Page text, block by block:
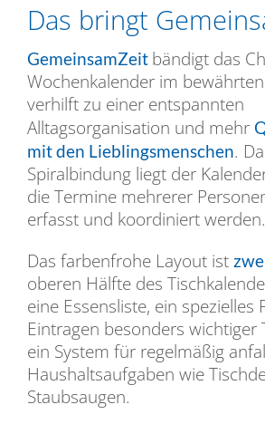
Das bringt
GemeinsamZeit bändigt das
Wochenkalender im
verhilft zu einer entspannten
Alltagsorganisation und mehr
mit den Lieblingsmenschen.
Spiralbindung liegt der
die Termine mehrerer
erfasst und koordiniert werden.
Das farbenfrohe Layout ist
oberen Hälfte des
eine Essensliste, ein spezielles
Eintragen besonders wichtiger
ein System für regelmäßig
Haushaltsaufgaben wie
Staubsaugen.